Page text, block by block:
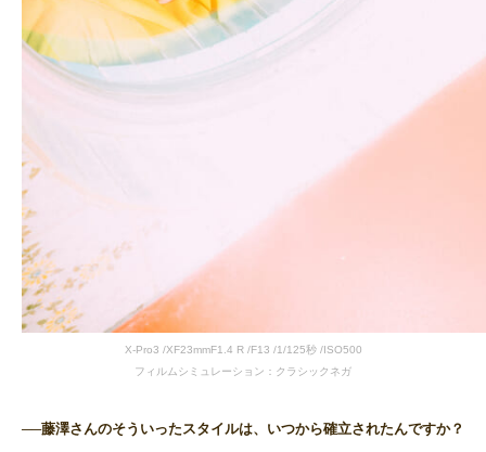
X-Pro3 /XF23mmF1.4 R /F13 /1/125秒 /ISO500
フィルムシミュレーション：クラシックネガ
──藤澤さんのそういったスタイルは、いつから確立されたんですか？